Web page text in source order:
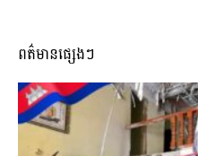
ពត៌មានផ្សេងៗ